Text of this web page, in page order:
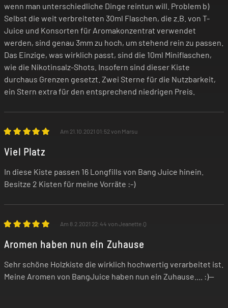
wenn man unterschiedliche Dinge reintun will. Problem b)
Selbst die weit verbreiteten 30ml Flaschen, die z.B. von T-
Juice und Konsorten für Aromakonzentrat verwendet
werden, sind genau 3mm zu hoch, um stehend rein zu passen.
Das Einzige, was wirklich passt, sind die 10ml Miniflaschen,
wie die Nikotinsalz-Shots. Insofern sind dieser Kiste
durchaus Grenzen gesetzt. Zwei Sterne für die Nutzbarkeit,
ein Stern extra für den entsprechend niedrigen Preis.
Am 21.10.2021 01:52 von Marsu
Viel Platz
In diese Kiste passen 16 Longfills von Bang Juice hinein.
Besitze 2 Kisten für meine Vorräte :-)
Am 8.2.2021 22:44 von Jeanette.Q
Aromen haben nun ein Zuhause
Sehr schöne Holzkiste die wirklich hochwertig verarbeitet ist.
Meine Aromen von BangJuice haben nun ein Zuhause.... :)--